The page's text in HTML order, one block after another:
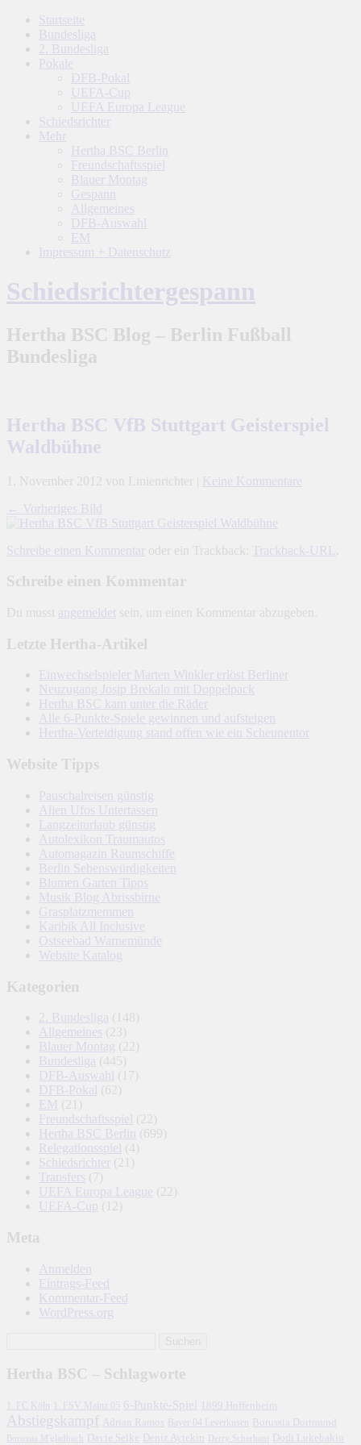
Startseite
Bundesliga
2. Bundesliga
Pokale
DFB-Pokal
UEFA-Cup
UEFA Europa League
Schiedsrichter
Mehr
Hertha BSC Berlin
Freundschaftsspiel
Blauer Montag
Gespann
Allgemeines
DFB-Auswahl
EM
Impressum + Datenschutz
Schiedsrichtergespann
Hertha BSC Blog – Berlin Fußball
Bundesliga
Hertha BSC VfB Stuttgart Geisterspiel
Waldbühne
1. November 2012 von Linienrichter
Keine Kommentare
← Vorheriges Bild
Schreibe einen Kommentar oder ein Trackback: Trackback-URL
Schreibe einen Kommentar
Du musst angemeldet sein, um einen Kommentar abzugeben.
Letzte Hertha-Artikel
Einwechselspieler Marten Winkler erlöst Berliner
Neuzugang Josip Brekalo mit Doppelpack
Hertha BSC kam unter die Räder
Alle 6-Punkte-Spiele gewinnen und aufsteigen
Hertha-Verteidigung stand offen wie ein Scheunentor
Website Tipps
Pauschalreisen günstig
Alien Ufos Untertassen
Langzeiturlaub günstig
Autolexikon Traumautos
Automagazin Raumschiffe
Berlin Sehenswürdigkeiten
Blumen Garten Tipps
Musik Blog Abrissbirne
Grasplatzmemmen
Karibik All Inclusive
Ostseebad Warnemünde
Website Katalog
Kategorien
2. Bundesliga (148)
Allgemeines (23)
Blauer Montag (22)
Bundesliga (445)
DFB-Auswahl
(17)
DFB-Pokal (62)
EM (21)
Freundschaftsspiel (22)
Hertha BSC Berlin
(699)
Relegationsspiel (4)
Schiedsrichter
(21)
Transfers (7)
UEFA Europa League (22)
UEFA-Cup (12)
Meta
Anmelden
Eintrags-Feed
Kommentar-Feed
WordPress.org
Hertha BSC – Schlagworte
1. FC Köln 1. FSV Mainz 05 6-Punkte-Spiel 1899 Hoffenheim
Abstiegskampf Adrian Ramos Bayer 04 Leverkusen Borussia Dortmund
Borussia M'gladbach Davie Selke Deniz Aytekin Derry Scherhant
Dodi Lukebakio